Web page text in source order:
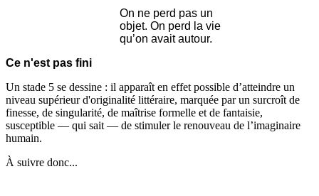
On ne perd pas un
objet. On perd la vie
qu’on avait autour.
Ce n'est pas fini
Un stade 5 se dessine : il apparaît en effet possible d’atteindre un
niveau supérieur d'originalité littéraire, marquée par un surcroît de
finesse, de singularité, de maîtrise formelle et de fantaisie,
susceptible — qui sait — de stimuler le renouveau de l’imaginaire
humain.
À suivre donc...